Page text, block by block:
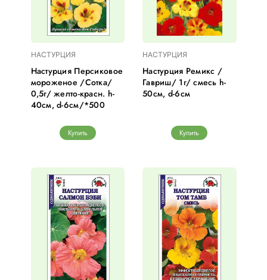
НАСТУРЦИЯ
Настурция Персиковое
мороженое /Сотка/
0,5г/ желто-красн. h-
40см, d-6см/*500
Купить
НАСТУРЦИЯ
Настурция Ремикс /
Гавриш/ 1г/ смесь h-
50см, d-6см
Купить